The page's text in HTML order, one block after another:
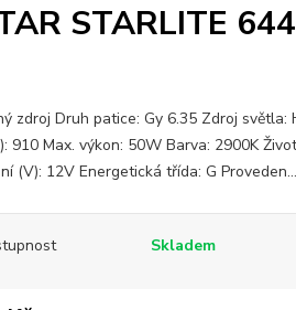
STARLITE
zdroj Druh patice: Gy 6.35 Zdroj světla:
910 Max. výkon: 50W Barva: 2900K
(V): 12V Energetická třída: G Proveden...
Skladem